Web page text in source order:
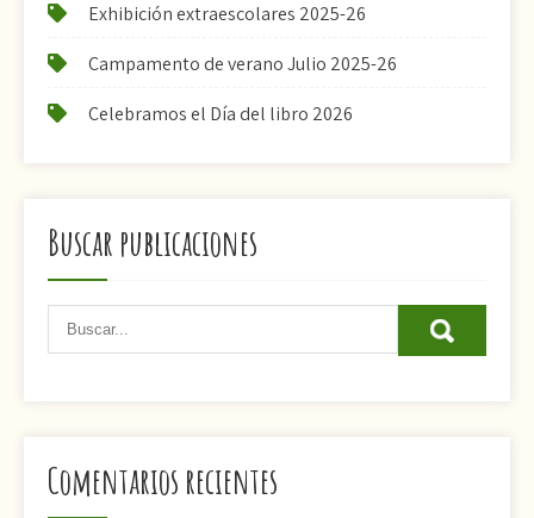
Exhibición extraescolares 2025-26
Campamento de verano Julio 2025-26
Celebramos el Día del libro 2026
Buscar publicaciones
Comentarios recientes